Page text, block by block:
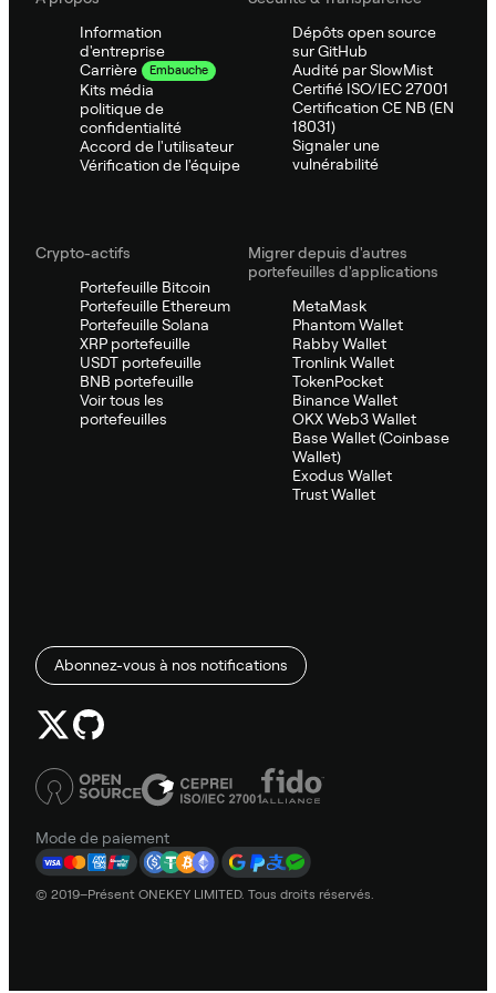
Information
d'entreprise
Carrière
Embauche
Kits média
politique de
confidentialité
Accord de l'utilisateur
Vérification de l'équipe
Dépôts open source
sur GitHub
Audité par SlowMist
Certifié ISO/IEC 27001
Certification CE NB (EN
18031)
Signaler une
vulnérabilité
Crypto-actifs
Portefeuille Bitcoin
Portefeuille Ethereum
Portefeuille Solana
XRP portefeuille
USDT portefeuille
BNB portefeuille
Voir tous les
portefeuilles
Migrer depuis d'autres
portefeuilles d'applications
MetaMask
Phantom Wallet
Rabby Wallet
Tronlink Wallet
TokenPocket
Binance Wallet
OKX Web3 Wallet
Base Wallet (Coinbase
Wallet)
Exodus Wallet
Trust Wallet
Abonnez-vous à nos notifications
Mode de paiement
© 2019–Présent ONEKEY LIMITED. Tous droits réservés.